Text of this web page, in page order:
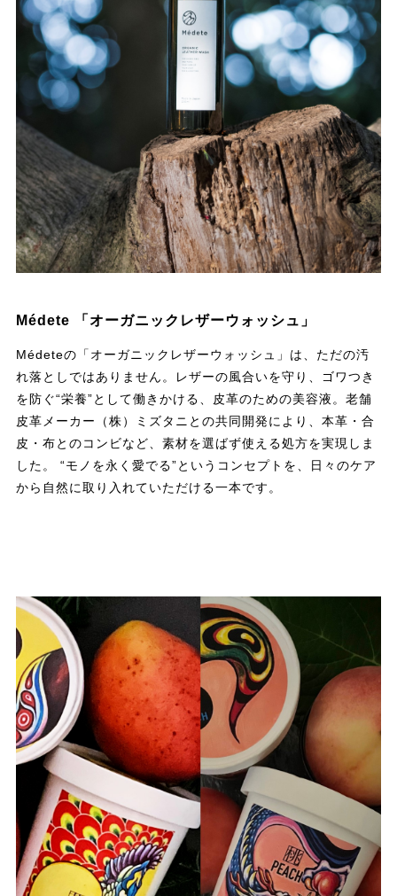
Médete 「オーガニックレザーウォッシュ」
Médeteの「オーガニックレザーウォッシュ」は、ただの汚
れ落としではありません。レザーの風合いを守り、ゴワつき
を防ぐ“栄養”として働きかける、皮革のための美容液。老舗
皮革メーカー（株）ミズタニとの共同開発により、本革・合
皮・布とのコンビなど、素材を選ばず使える処方を実現しま
した。 “モノを永く愛でる”というコンセプトを、日々のケア
から自然に取り入れていただける一本です。